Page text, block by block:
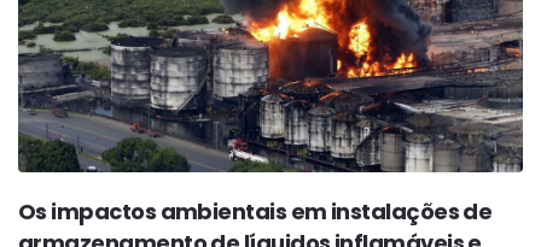
Os impactos ambientais em instalações de